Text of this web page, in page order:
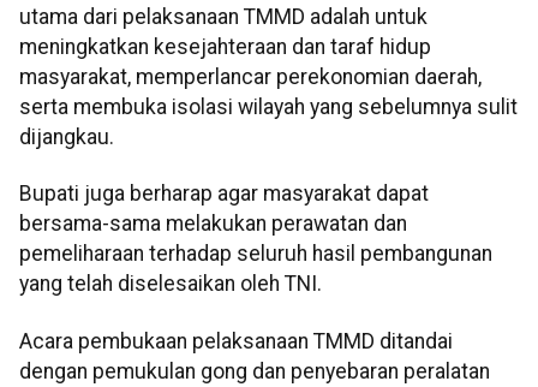
utama dari pelaksanaan TMMD adalah untuk
meningkatkan kesejahteraan dan taraf hidup
masyarakat, memperlancar perekonomian daerah,
serta membuka isolasi wilayah yang sebelumnya sulit
dijangkau.
Bupati juga berharap agar masyarakat dapat
bersama-sama melakukan perawatan dan
pemeliharaan terhadap seluruh hasil pembangunan
yang telah diselesaikan oleh TNI.
Acara pembukaan pelaksanaan TMMD ditandai
dengan pemukulan gong dan penyebaran peralatan